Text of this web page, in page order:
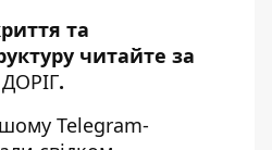
та
читайте за
.
Telegram-